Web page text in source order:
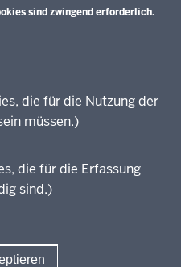
sind zwingend erforderlich.
die für die Nutzung der
müssen.)
die für die Erfassung
sind.)